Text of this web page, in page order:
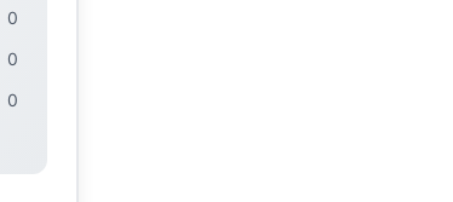
0
0
0